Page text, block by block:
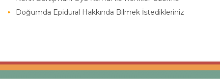
Doğumda Epidural Hakkında Bilmek İstedikleriniz